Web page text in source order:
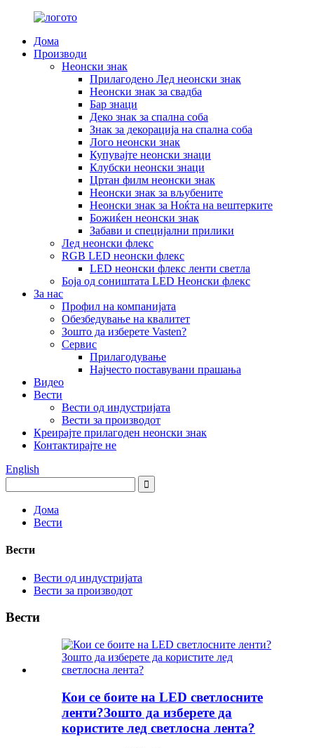
Дома
Производи
Неонски знак
Прилагодено Лед неонски знак
Неонски знак за свадба
Бар знаци
Деко знак за спална соба
Знак за декорација на спална соба
Лого неонски знак
Купувајте неонски знаци
Клубски неонски знаци
Цртан филм неонски знак
Неонски знак за вљубените
Неонски знак за Ноќта на вештерките
Божиќен неонски знак
Забави и специјални прилики
Лед неонски флекс
RGB LED неонски флекс
LED неонски флекс ленти светла
Боја од соништата LED Неонски флекс
За нас
Профил на компанијата
Обезбедување на квалитет
Зошто да изберете Vasten?
Сервис
Прилагодување
Најчесто поставувани прашања
Видео
Вести
Вести од индустријата
Вести за производот
Креирајте прилагоден неонски знак
Контактирајте не
English
Дома
Вести
Вести
Вести од индустријата
Вести за производот
Вести
Кои се боите на LED светлосните
ленти?Зошто да изберете да
користите лед светлосна лента?